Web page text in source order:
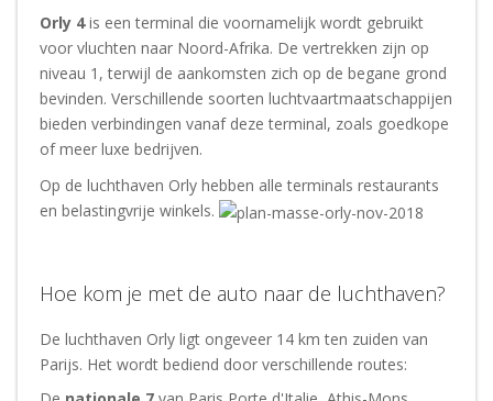
Orly 4is een terminal die voornamelijk wordt gebruikt
voor vluchten naar Noord-Afrika. De vertrekken zijn op
niveau 1, terwijl de aankomsten zich op de begane grond
bevinden. Verschillende soorten luchtvaartmaatschappijen
bieden verbindingen vanaf deze terminal, zoals goedkope
of meer luxe bedrijven.
Op de luchthaven Orly hebben alle terminals restaurants
en belastingvrije winkels.
Hoe kom je met de auto naar de luchthaven?
De luchthaven Orly ligt ongeveer 14 km ten zuiden van
Parijs. Het wordt bediend door verschillende routes: